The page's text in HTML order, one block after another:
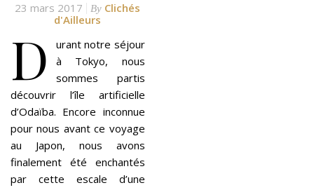
23 mars 2017 By Clichés
d'Ailleurs
D
urant notre séjour
à Tokyo, nous
sommes partis
découvrir l’île artificielle
d’Odaïba. Encore inconnue
pour nous avant ce voyage
au Japon, nous avons
finalement été enchantés
par cette escale d’une